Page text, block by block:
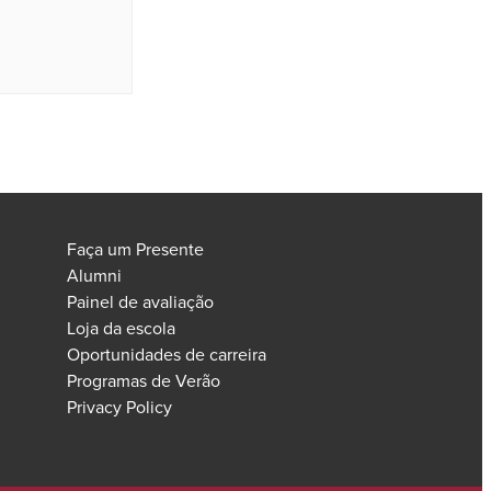
Faça um Presente
Alumni
Painel de avaliação
Loja da escola
Oportunidades de carreira
Programas de Verão
Privacy Policy